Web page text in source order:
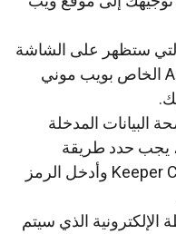
التي ستظهر على الشاشة
وتثبيت عنصر التحكم ActiveX الخاص بويب موني
البيانات المدخلة
يجب حدد طريقة
المصادقة على الدفع Keeper Classic وأدخل الرمز
الذي سيتم